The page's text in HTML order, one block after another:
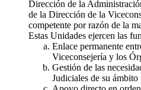
Dirección de la
de la Dirección de la
competente por razón de la
Estas Unidades ejercen las
Enlace permanente
Viceconsejería y los
Gestión de las
Judiciales de su